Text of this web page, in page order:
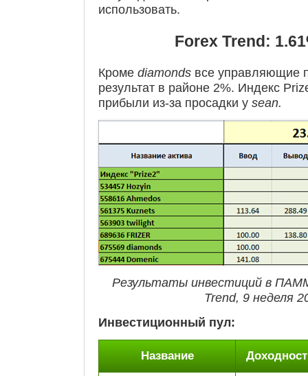
использовать.
Forex Trend:
Кроме diamonds все управляющие
результат в районе 2%. Индекс
прибыли из-за просадки у sean.
Результаты инвестиций в
Trend, 9 неделя
Инвестиционный пул:
Название